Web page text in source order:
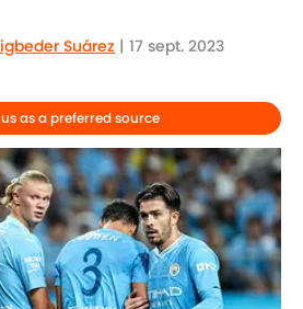
Suárez | 17 sept. 2023
as a preferred source